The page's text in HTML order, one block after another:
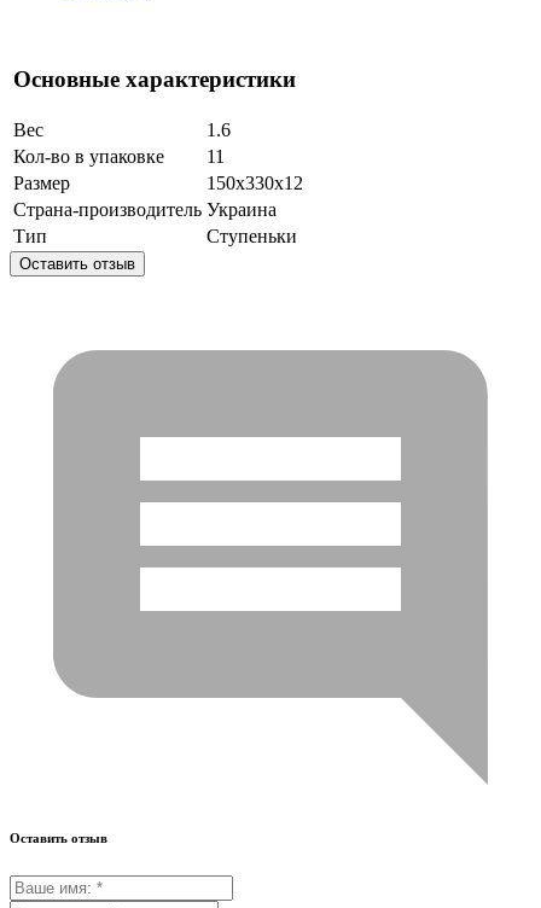
Основные характеристики
Вес
1.6
Кол-во в упаковке
11
Размер
150x330x12
Страна-производитель Украина
Тип
Ступеньки
Оставить отзыв
Оставить отзыв